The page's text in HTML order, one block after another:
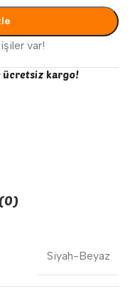
var!
ücretsiz kargo!
Siyah-Beyaz